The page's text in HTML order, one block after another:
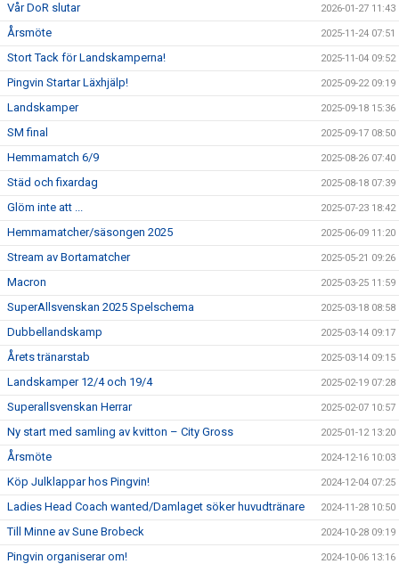
Vår DoR slutar 2026-01-27 11:43
Årsmöte 2025-11-24 07:51
Stort Tack för Landskamperna! 2025-11-04 09:52
Pingvin Startar Läxhjälp! 2025-09-22 09:19
Landskamper 2025-09-18 15:36
SM final 2025-09-17 08:50
Hemmamatch 6/9 2025-08-26 07:40
Städ och fixardag 2025-08-18 07:39
Glöm inte att ... 2025-07-23 18:42
Hemmamatcher/säsongen 2025 2025-06-09 11:20
Stream av Bortamatcher 2025-05-21 09:26
Macron 2025-03-25 11:59
SuperAllsvenskan 2025 Spelschema 2025-03-18 08:58
Dubbellandskamp 2025-03-14 09:17
Årets tränarstab 2025-03-14 09:15
Landskamper 12/4 och 19/4 2025-02-19 07:28
Superallsvenskan Herrar 2025-02-07 10:57
Ny start med samling av kvitton – City Gross 2025-01-12 13:20
Årsmöte 2024-12-16 10:03
Köp Julklappar hos Pingvin! 2024-12-04 07:25
Ladies Head Coach wanted/Damlaget söker huvudtränare 2024-11-28 10:50
Till Minne av Sune Brobeck 2024-10-28 09:19
Pingvin organiserar om! 2024-10-06 13:16